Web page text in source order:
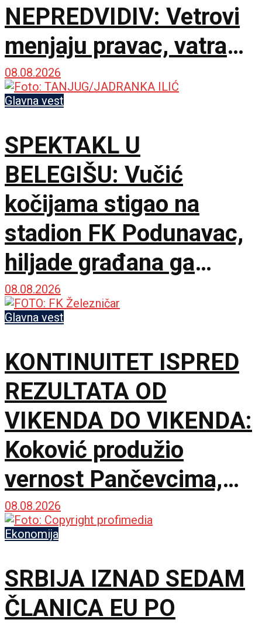
NEPREDVIDIV: Vetrovi
menjaju pravac, vatra
zahvatila oko 1.500
hektara
08.08.2026
Glavna vest
SPEKTAKL U
BELEGIŠU: Vučić
kočijama stigao na
stadion FK Podunavac,
hiljade građana ga
dočekale sa zastavama
i transparentima
08.08.2026
Glavna vest
KONTINUITET ISPRED
REZULTATA OD
VIKENDA DO VIKENDA:
Koković produžio
vernost Pančevcima,
Šaranov poručio –
Lojalnost je naša
najveća snaga!
08.08.2026
Ekonomija
SRBIJA IZNAD SEDAM
ČLANICA EU PO